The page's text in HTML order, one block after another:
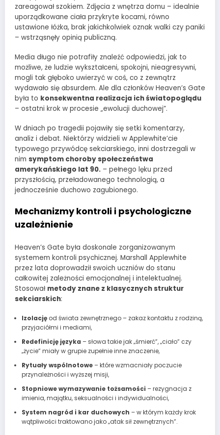
zareagował szokiem. Zdjęcia z wnętrza domu – idealnie
uporządkowane ciała przykryte kocami, równo
ustawione łóżka, brak jakichkolwiek oznak walki czy paniki
– wstrząsnęły opinią publiczną.
Media długo nie potrafiły znaleźć odpowiedzi, jak to
możliwe, że ludzie wykształceni, spokojni, nieagresywni,
mogli tak głęboko uwierzyć w coś, co z zewnątrz
wydawało się absurdem. Ale dla członków Heaven’s Gate
była to konsekwentna realizacja ich światopoglądu
– ostatni krok w procesie „ewolucji duchowej”.
W dniach po tragedii pojawiły się setki komentarzy,
analiz i debat. Niektórzy widzieli w Applewhite’cie
typowego przywódcę sekciarskiego, inni dostrzegali w
nim symptom choroby społeczeństwa
amerykańskiego lat 90. – pełnego lęku przed
przyszłością, przeładowanego technologią, a
jednocześnie duchowo zagubionego.
Mechanizmy kontroli i psychologiczne
uzależnienie
Heaven’s Gate była doskonale zorganizowanym
systemem kontroli psychicznej. Marshall Applewhite
przez lata doprowadził swoich uczniów do stanu
całkowitej zależności emocjonalnej i intelektualnej.
Stosował metody znane z klasycznych struktur
sekciarskich:
Izolacjęod świata zewnętrznego – zakaz kontaktu z rodziną,
przyjaciółmi i mediami,
Redefinicję języka – słowa takie jak „śmierć”, „ciało” czy
„życie” miały w grupie zupełnie inne znaczenie,
Rytuały wspólnotowe– które wzmacniały poczucie
przynależności i wyższej misji,
Stopniowe wymazywanie tożsamości – rezygnacja z
imienia, majątku, seksualności i indywidualności,
System nagród i kar duchowych – w którym każdy krok
wątpliwości traktowano jako „atak sił zewnętrznych”.